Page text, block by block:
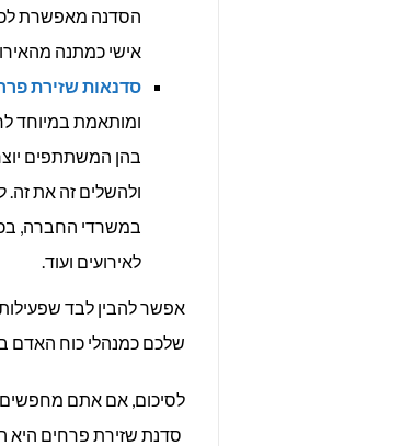
הסדנה מאפשרת לכל
אישי כמתנה
סדנאות שזירת
ומותאמת במיוחד
בהן המשתתפים
ולהשלים זה את זה.
במשרדי החברה,
לאירועים ועוד.
אפשר להבין לבד שפעילות
שלכם כמנהלי כוח האדם
לסיכום, אם אתם מחפשים
סדנת שזירת פרחים היא